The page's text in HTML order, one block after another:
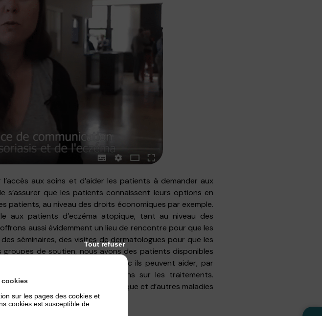
aux soins et d’aider les patients à demander aux
que les patients connaissent leurs options en
patients, au niveau des droits économiques par exemple.
aux patients d’eczéma atopique, tant au niveau des
aussi évidemment un lieu de rencontre pour que les
séminaires, des visites de dermatologues pour que les
de soutien, nous avons des patients disponibles
leurs expériences, donc ils peuvent aider, par
fait et que l’on a des questions sur les traitements.
souffrant d’eczéma atopique et d’autres maladies
sur les pages des cookies et
cookies est susceptible de
Tout refuser